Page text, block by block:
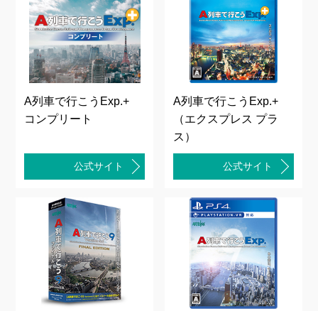
A列車で行こうExp.+
コンプリート
公式サイト
A列車で行こうExp.+
（エクスプレス プラ
ス）
公式サイト